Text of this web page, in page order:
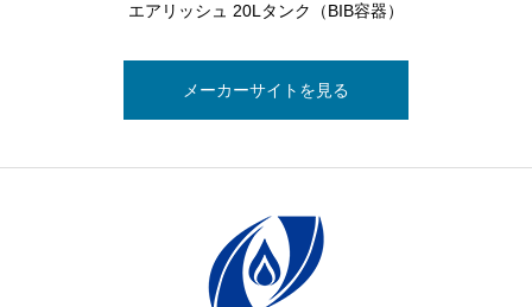
エアリッシュ 20Lタンク（BIB容器）
メーカーサイトを見る